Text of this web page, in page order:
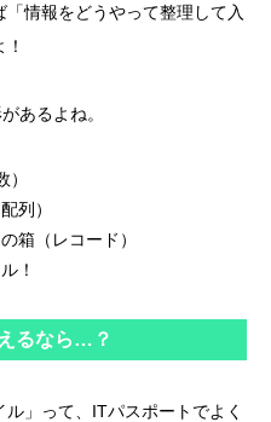
情報をどうやって整理して入
あるよね。
列）
箱（レコード）
！
るなら…？
ル」って、ITパスポートでよく